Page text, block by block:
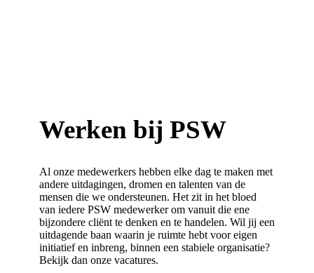
Werken bij PSW
Al onze medewerkers hebben elke dag te maken met
andere uitdagingen, dromen en talenten van de
mensen die we ondersteunen. Het zit in het bloed
van iedere PSW medewerker om vanuit die ene
bijzondere cliënt te denken en te handelen. Wil jij een
uitdagende baan waarin je ruimte hebt voor eigen
initiatief en inbreng, binnen een stabiele organisatie?
Bekijk dan onze vacatures.